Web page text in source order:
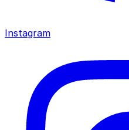
Instagram